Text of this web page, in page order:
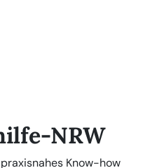
NRW
Know-how